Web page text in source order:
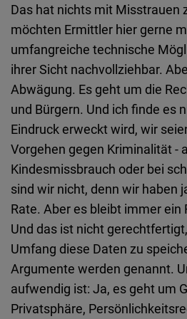
Das hat nichts mit Misstrauen
möchten Ermittler hier gerne
umfangreiche technische
ihrer Sicht nachvollziehbar.
Abwägung. Es geht um die
und Bürgern. Und ich finde es
Eindruck erweckt wird, wir
Vorgehen gegen Kriminalität -
Kindesmissbrauch oder bei
sind wir nicht, denn wir haben
Rate. Aber es bleibt immer ein
Und das ist nicht
Umfang diese Daten zu
Argumente werden genannt.
aufwendig ist: Ja, es geht um
Privatsphäre,